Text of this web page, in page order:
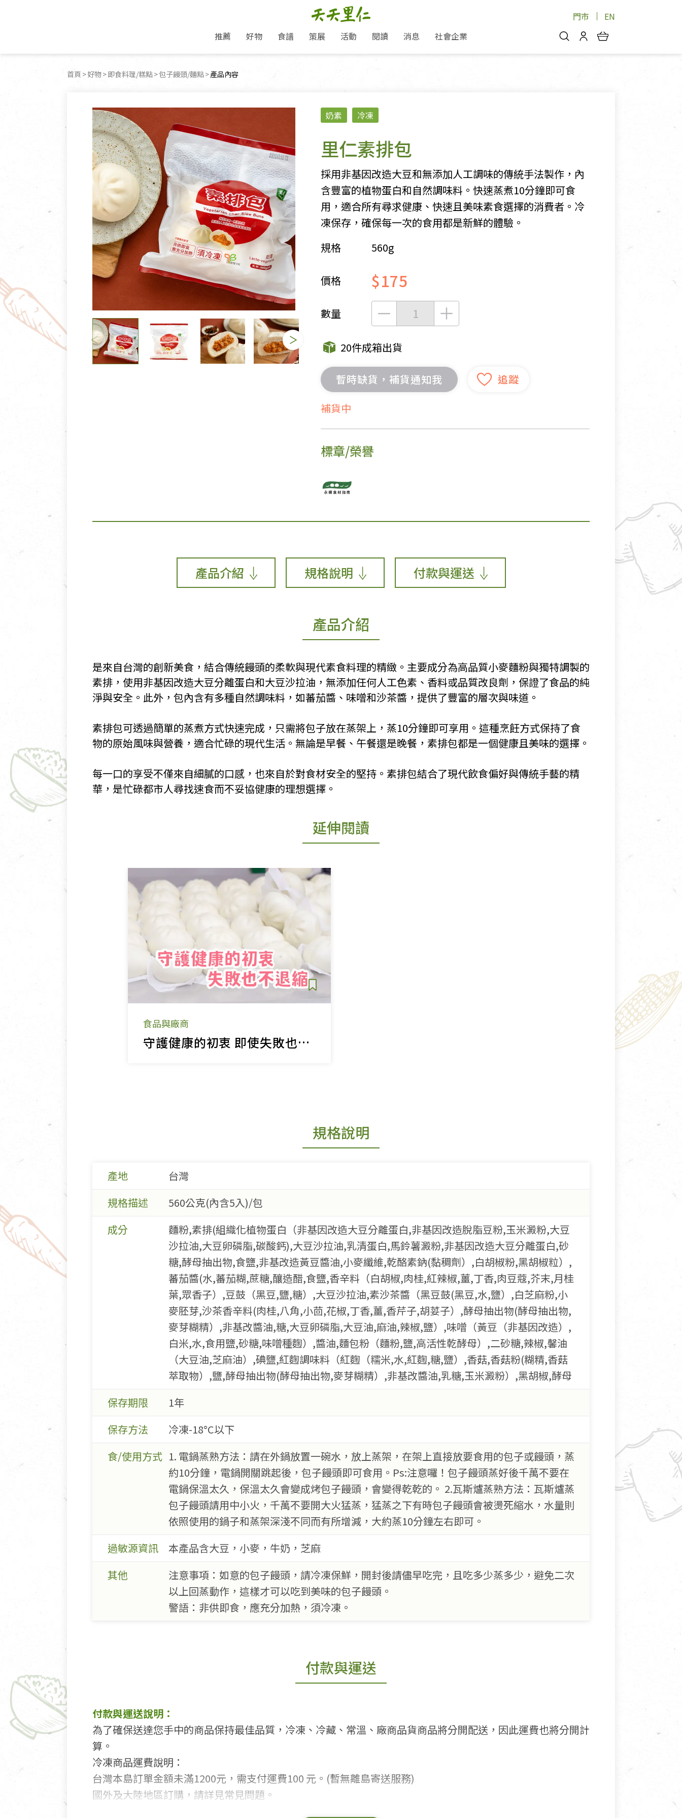
門市 EN
好文收藏
登入/註冊
推薦
好康優惠
8月快閃商品優惠
中秋禮盒預購
7月惜福愛物
6月快閃商品-好評延長優惠
傳承經典優惠
文化好書優惠
超值好物特惠
熱銷人氣產品推薦
經典必買推薦
史瓦帝尼文化節
好物
米麵/調理食材
豆麥雜糧種子
乾貨/素料/植物肉
豆腐/天貝/豆製品
調味/醬料/烘焙食材
飲品/零食
果汁/醋飲/飲料
茶/咖啡/花果茶
沖調飲/穀麥片
蜂蜜/椰奶
休閒零食
堅果/果乾
糖果/巧克力
熟食料理/調理包
包子饅頭/麵點
粽子/蘿蔔糕/年糕
素鬆/醬菜
甜品/冰品
麵包/糕點
清潔/防蟲/薰香
廚房用具/家電/家飾
個人清潔保養
臉部清潔/保養
臉部彩妝
牙膏/牙刷/漱口水
身體清潔/保養
個人用品
衣飾鞋包
女裝
女內著居家
男內著居家
毛巾/浴巾/手帕
鞋襪
帽/口罩/配件/包包
嬰幼/兒童
圖書/宗教文物
文具禮品/禮券
燈/燃燈油
食譜
不限類別 主食 沙拉
湯品
策展
作夥利他 加入水滴會員
「里仁誠食市集」永續新體驗
減塑 一起來！
綠色保育-我們的田, 牠們的家
里仁「史瓦帝尼文化節」
活動
產品推薦
閱讀
專題文章
食品與廠商
用品與廠商
土地與生態
蔬食營養力
生活提案
共好行動
里仁的努力
減塑微革命
少或無添加
支持弱勢
綠色保育
永續飲食
消息
里仁新訊
分店動態
淨塑行動
生態保育
公益支持
獲獎肯定
聯名合作
社會企業
品牌故事
產品/有機蔬果把關
大事記
里仁聯名卡
理念桌布下載
加入會員
人才招募
首頁 好物 即食料理/糕點 包子饅頭/麵點 目前頁面：
產品內容
奶素 冷凍
里仁素排包
採用非基因改造大豆和無添加人工調味的傳統手法製作，內
含豐富的植物蛋白和自然調味料。快速蒸煮10分鐘即可食
用，適合所有尋求健康、快速且美味素食選擇的消費者。冷
凍保存，確保每一次的食用都是新鮮的體驗。
規格
560g
價格 $175
數量
20件成箱出貨
暫時缺貨，補貨通知我
補貨中
標章/榮譽
產品介紹 規格說明 付款與運送
產品介紹
是來自台灣的創新美食，結合傳統饅頭的柔軟與現代素食料理的精緻。主要成分為高品質小麥麵粉與獨特調製的
素排，使用非基因改造大豆分離蛋白和大豆沙拉油，無添加任何人工色素、香料或品質改良劑，保證了食品的純
淨與安全。此外，包內含有多種自然調味料，如蕃茄醬、味噌和沙茶醬，提供了豐富的層次與味道。
​素排包可透過簡單的蒸煮方式快速完成，只需將包子放在蒸架上，蒸10分鐘即可享用。這種烹飪方式保持了食
物的原始風味與營養，適合忙碌的現代生活。無論是早餐、午餐還是晚餐，素排包都是一個健康且美味的選擇。
​每一口的享受不僅來自細膩的口感，也來自於對食材安全的堅持。素排包結合了現代飲食偏好與傳統手藝的精
華，是忙碌都市人尋找速食而不妥協健康的理想選擇。
延伸閱讀
食品與廠商
守護健康的初衷 即使失敗也不退縮的如意包子
規格說明
產地
台灣
規格描述
560公克(內含5入)/包
成分
麵粉,素排(組織化植物蛋白（非基因改造大豆分離蛋白,非基因改造脫脂豆粉,玉米澱粉,大豆
沙拉油,大豆卵磷脂,碳酸鈣),大豆沙拉油,乳清蛋白,馬鈴薯澱粉,非基因改造大豆分離蛋白,砂
糖,酵母抽出物,食鹽,非基改造黃豆醬油,小麥纖維,乾酪素鈉(黏稠劑）,白胡椒粉,黑胡椒粒）,
蕃茄醬(水,蕃茄糊,蔗糖,釀造醋,食鹽,香辛料（白胡椒,肉桂,紅辣椒,薑,丁香,肉豆蔻,芥末,月桂
葉,眾香子）,豆鼓（黑豆,鹽,糖）,大豆沙拉油,素沙茶醬（黑豆鼓(黑豆,水,鹽）,白芝麻粉,小
麥胚芽,沙茶香辛料(肉桂,八角,小茴,花椒,丁香,薑,香芹子,胡荽子）,酵母抽出物(酵母抽出物,
麥芽糊精）,非基改醬油,糖,大豆卵磷脂,大豆油,麻油,辣椒,鹽）,味噌（黃豆（非基因改造）,
白米,水,食用鹽,砂糖,味噌種麴）,醬油,麵包粉（麵粉,鹽,高活性乾酵母）,二砂糖,辣椒,馨油
（大豆油,芝麻油）,碘鹽,紅麴調味料（紅麴（糯米,水,紅麴,糖,鹽）,香菇,香菇粉(糊精,香菇
萃取物）,鹽,酵母抽出物(酵母抽出物,麥芽糊精）,非基改醬油,乳糖,玉米澱粉）,黑胡椒,酵母
保存期限
1年
保存方法
冷凍-18°C以下
食/使用方式 1. 電鍋蒸熟方法：請在外鍋放置一碗水，放上蒸架，在架上直接放要食用的包子或饅頭，蒸
約10分鐘，電鍋開關跳起後，包子饅頭即可食用。Ps:注意囉！包子饅頭蒸好後千萬不要在
電鍋保溫太久，保溫太久會變成烤包子饅頭，會變得乾乾的。 2.瓦斯爐蒸熟方法：瓦斯爐蒸
包子饅頭請用中小火，千萬不要開大火猛蒸，猛蒸之下有時包子饅頭會被燙死縮水，水量則
依照使用的鍋子和蒸架深淺不同而有所增減，大約蒸10分鐘左右即可。
過敏源資訊
本產品含大豆，小麥，牛奶，芝麻
其他
注意事項：如意的包子饅頭，請冷凍保鮮，開封後請儘早吃完，且吃多少蒸多少，避免二次
以上回蒸動作，這樣才可以吃到美味的包子饅頭。
警語：非供即食，應充分加熱，須冷凍。
付款與運送
付款與運送說明：
為了確保送達您手中的商品保持最佳品質，冷凍、冷藏、常溫、廠商品貨商品將分開配送，因此運費也將分開計
算。
冷凍商品運費說明：
台灣本島訂單金額未滿1200元，需支付運費100 元。(暫無離島寄送服務)
國外及大陸地區訂購，請詳見常見問題。